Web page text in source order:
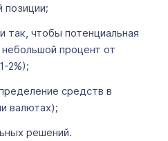
так, чтобы потенциальная
процент от
2%);
средств в
валютах);
решений.